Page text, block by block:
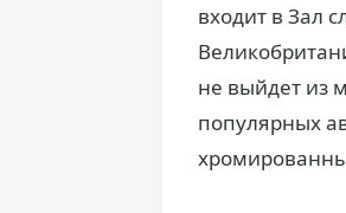
входит в Зал
не выйдет из
популярных